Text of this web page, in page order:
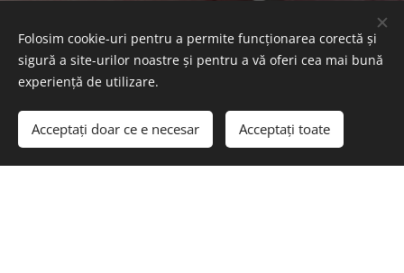
Folosim cookie-uri pentru a permite funcționarea corectă și
sigură a site-urilor noastre și pentru a vă oferi cea mai bună
experiență de utilizare.
Acceptați doar ce e necesar Acceptați toate